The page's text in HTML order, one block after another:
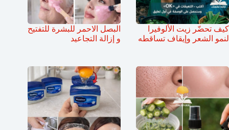
كيف تحضّر زيت الألوفيرا
لنمو الشعر وإيقاف تساقطه
البصل الاحمر للبشرة للتفتيح
و إزالة التجاعيد